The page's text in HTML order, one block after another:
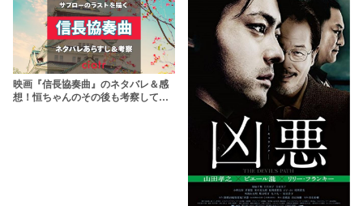
映画『信長協奏曲』のネタバレ＆感
想！恒ちゃんのその後も考察してみ